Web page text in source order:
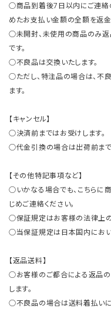
○商品到着後7日以内にご連絡
めたお支払い金額の全額を返金
○未開封、未使用の商品のみ返
です。
○不良品は交換いたします。
○ただし、特注品の場合は、不
ます。
【キャンセル】
○決済前まではお受けします。
○代金引換の場合は出荷前まで
【その他特記事項など】
○いかなる場合でも、こちらに
じめご連絡ください。
○保証規定はお客様の法律上
○当保証規定は日本国内におい
【返品送料】
○お客様のご都合による返品
します。
○不良品の場合は送料着払いに